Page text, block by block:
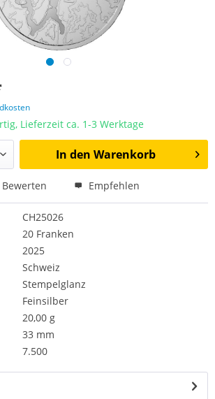
Lieferzeit ca. 1-3 Werktage
In den Warenkorb
Bewerten Empfehlen
CH25026
20 Franken
2025
Schweiz
Stempelglanz
Feinsilber
20,00 g
33 mm
7.500